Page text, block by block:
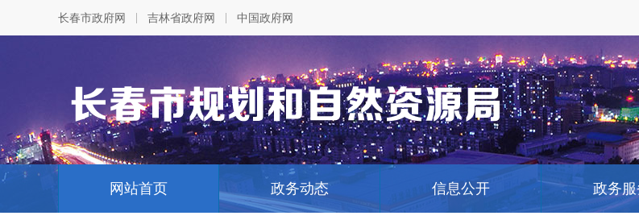
长春市政府网 吉林省政府网 中国政府网
网站首页 政务动态 信息公开 政务